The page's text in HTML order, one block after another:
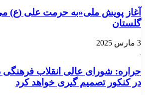
آغاز پویش ملی«به حرمت علی (ع)
گلستان
3 مارس 2025
جراره: شورای عالی انقلاب فرهنگی
در کنکور تصمیم گیری خواهد کرد